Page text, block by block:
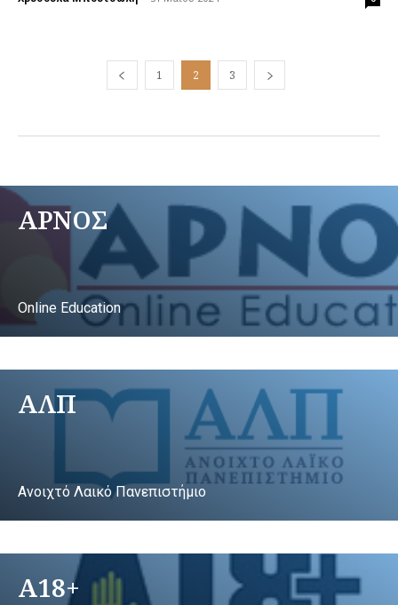
1 2 3
ΑΡΝΟΣ
Online Education
ΑΛΠ
Ανοιχτό Λαικό Πανεπιστήμιο
A18+